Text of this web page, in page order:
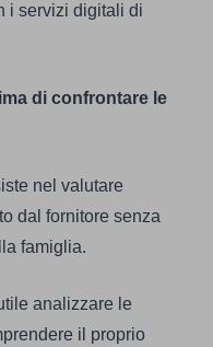
i servizi digitali di
di confrontare le
nel valutare
dal fornitore senza
famiglia.
analizzare le
il proprio